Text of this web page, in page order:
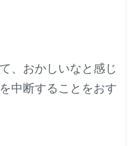
、おかしいなと感じ
中断することをおす